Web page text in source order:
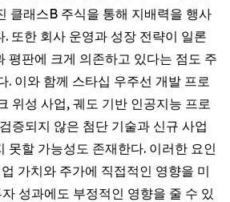
클래스B 주식을 통해 지배력을 행사
또한 회사 운영과 성장 전략이 일론
평판에 크게 의존하고 있다는 점도 주
. 이와 함께 스타십 우주선 개발 프로
위성 사업, 궤도 기반 인공지능 프로
증되지 않은 첨단 기술과 신규 사업
못할 가능성도 존재한다. 이러한 요인
가치와 주가에 직접적인 영향을 미
성과에도 부정적인 영향을 줄 수 있